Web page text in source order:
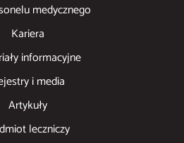
medycznego
Kariera
informacyjne
i media
Artykuły
leczniczy